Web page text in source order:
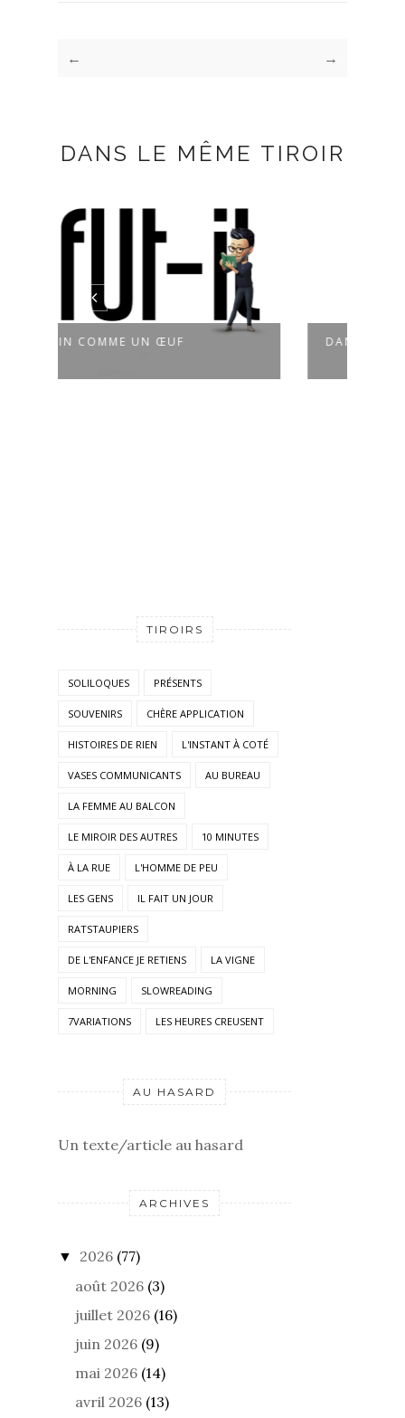
← →
DANS LE MÊME TIROIR
DANS LE PRESQUE NOIR
TIROIRS
SOLILOQUES PRÉSENTS
SOUVENIRS CHÈRE APPLICATION
HISTOIRES DE RIEN L'INSTANT À COTÉ
VASES COMMUNICANTS AU BUREAU
LA FEMME AU BALCON
LE MIROIR DES AUTRES 10 MINUTES
À LA RUE L'HOMME DE PEU
LES GENS IL FAIT UN JOUR
RATSTAUPIERS
DE L'ENFANCE JE RETIENS LA VIGNE
MORNING SLOWREADING
7VARIATIONS LES HEURES CREUSENT
AU HASARD
Un texte/article au hasard
ARCHIVES
▼ 2026 (77)
août 2026 (3)
juillet 2026 (16)
juin 2026 (9)
mai 2026 (14)
avril 2026 (13)